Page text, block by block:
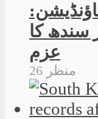
کا
عزم
26 منظر